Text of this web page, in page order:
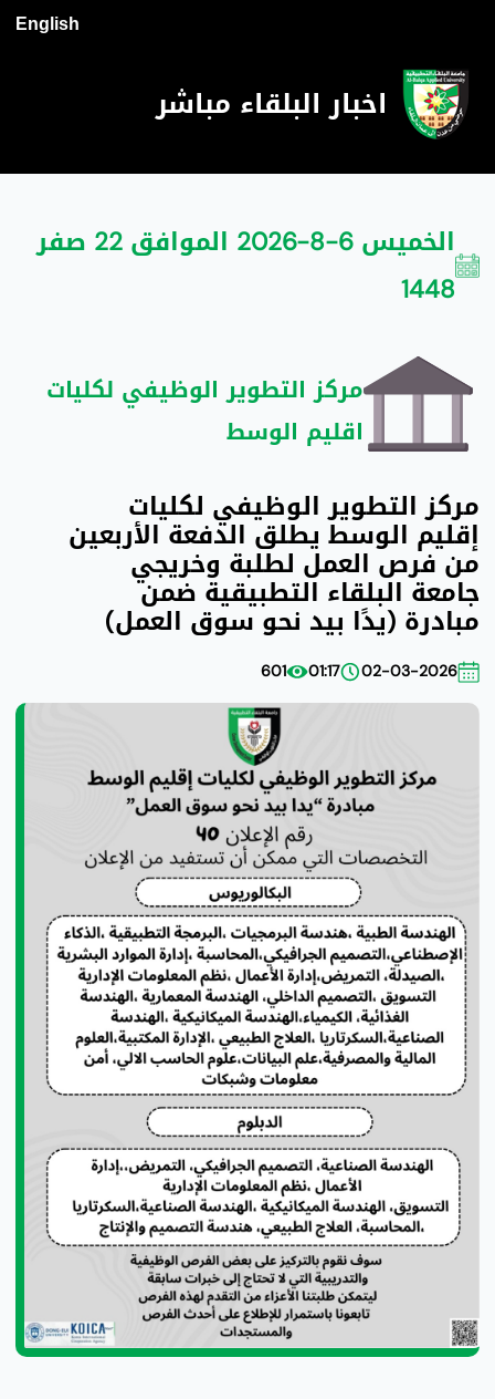
English
اخبار البلقاء مباشر
الخميس 6-8-2026 الموافق 22 صفر
1448
مركز التطوير الوظيفي لكليات
اقليم الوسط
مركز التطوير الوظيفي لكليات
إقليم الوسط يطلق الدفعة الأربعين
من فرص العمل لطلبة وخريجي
جامعة البلقاء التطبيقية ضمن
مبادرة (يدًا بيد نحو سوق العمل)
02-03-2026
01:17
601